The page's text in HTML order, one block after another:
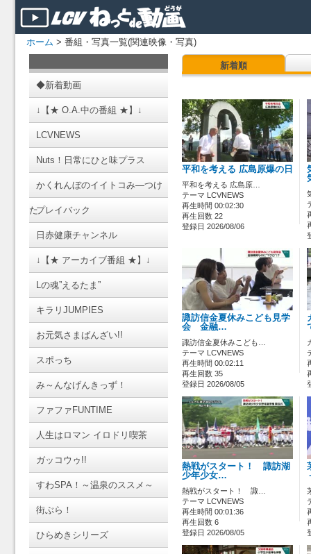
ホーム > 番組・写真一覧(関連映像・写真)
◆新着動画
↓【★ O.A.中の番組 ★】↓
LCVNEWS
Nuts！日常にひと味プラス
かくれんぼのイイトコみ―つけ
たプレイバック
日赤健康チャンネル
↓【★ アーカイブ番組 ★】↓
Lの魂”えるたま”
キラリJUMPIES
お元気さまばんざい!!
スポっち
み～んなげんきっず！
ファファFUNTIME
人生はロマン イロドリ喫茶
ガッコウゥ!!
すわSPA！～温泉のススメ～
街ぶら！
ひらめきシリーズ
新着順
平和を考える 広島原爆の日
平和を考える 広島原…
テーマ LCVNEWS
再生時間 00:02:30
再生回数 22
登録日 2026/08/06
諏訪信金夏休みこども見学
会 金融…
諏訪信金夏休みこども…
テーマ LCVNEWS
再生時間 00:02:11
再生回数 35
登録日 2026/08/05
熱戦がスタート！ 諏訪湖
少年少女…
熱戦がスタート！ 諏…
テーマ LCVNEWS
再生時間 00:01:36
再生回数 6
登録日 2026/08/05